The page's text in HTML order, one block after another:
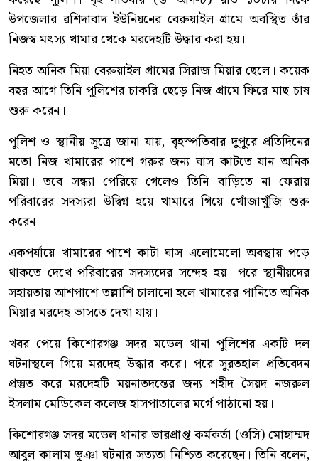
উপজেলার রশিদাবাদ ইউনিয়নের বেরুয়াইল গ্রামে অবস্থিত তাঁর
নিজস্ব মৎস্য খামার থেকে মরদেহটি উদ্ধার করা হয়।
নিহত অনিক মিয়া বেরুয়াইল গ্রামের সিরাজ মিয়ার ছেলে। কয়েক
বছর আগে তিনি পুলিশের চাকরি ছেড়ে নিজ গ্রামে ফিরে মাছ চাষ
শুরু করেন।
পুলিশ ও স্থানীয় সূত্রে জানা যায়, বৃহস্পতিবার দুপুরে প্রতিদিনের
মতো নিজ খামারের পাশে গরুর জন্য ঘাস কাটতে যান অনিক
মিয়া। তবে সন্ধ্যা পেরিয়ে গেলেও তিনি বাড়িতে না ফেরায়
পরিবারের সদস্যরা উদ্বিগ্ন হয়ে খামারে গিয়ে খোঁজাখুঁজি শুরু
করেন।
একপর্যায়ে খামারের পাশে কাটা ঘাস এলোমেলো অবস্থায় পড়ে
থাকতে দেখে পরিবারের সদস্যদের সন্দেহ হয়। পরে স্থানীয়দের
সহায়তায় আশপাশে তল্লাশি চালানো হলে খামারের পানিতে অনিক
মিয়ার মরদেহ ভাসতে দেখা যায়।
খবর পেয়ে কিশোরগঞ্জ সদর মডেল থানা পুলিশের একটি দল
ঘটনাস্থলে গিয়ে মরদেহ উদ্ধার করে। পরে সুরতহাল প্রতিবেদন
প্রস্তুত করে মরদেহটি ময়নাতদন্তের জন্য শহীদ সৈয়দ নজরুল
ইসলাম মেডিকেল কলেজ হাসপাতালের মর্গে পাঠানো হয়।
কিশোরগঞ্জ সদর মডেল থানার ভারপ্রাপ্ত কর্মকর্তা (ওসি) মোহাম্মদ
আবুল কালাম ভূঞা ঘটনার সত্যতা নিশ্চিত করেছেন। তিনি বলেন,